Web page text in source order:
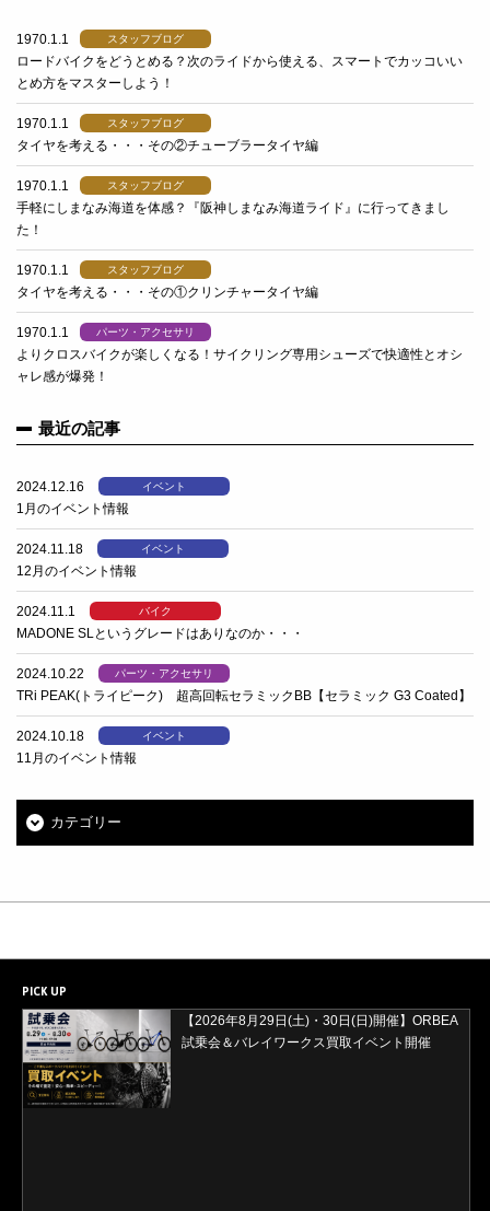
1970.1.1 スタッフブログ
ロードバイクをどうとめる？次のライドから使える、スマートでカッコいい
とめ方をマスターしよう！
1970.1.1 スタッフブログ
タイヤを考える・・・その②チューブラータイヤ編
1970.1.1 スタッフブログ
手軽にしまなみ海道を体感？『阪神しまなみ海道ライド』に行ってきまし
た！
1970.1.1 スタッフブログ
タイヤを考える・・・その①クリンチャータイヤ編
1970.1.1 パーツ・アクセサリ
よりクロスバイクが楽しくなる！サイクリング専用シューズで快適性とオシ
ャレ感が爆発！
最近の記事
2024.12.16 イベント
1月のイベント情報
2024.11.18 イベント
12月のイベント情報
2024.11.1 バイク
MADONE SLというグレードはありなのか・・・
2024.10.22 パーツ・アクセサリ
TRi PEAK(トライピーク) 超高回転セラミックBB【セラミック G3 Coated】
2024.10.18 イベント
11月のイベント情報
カテゴリー
PICK UP
【2026年8月29日(土)・30日(日)開催】ORBEA
試乗会＆バレイワークス買取イベント開催